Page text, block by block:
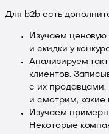
Для b2b есть
Изучаем ценовую
и скидки у
Анализируем
клиентов.
с их продавцами.
и смотрим, какие
Изучаем
Некоторые